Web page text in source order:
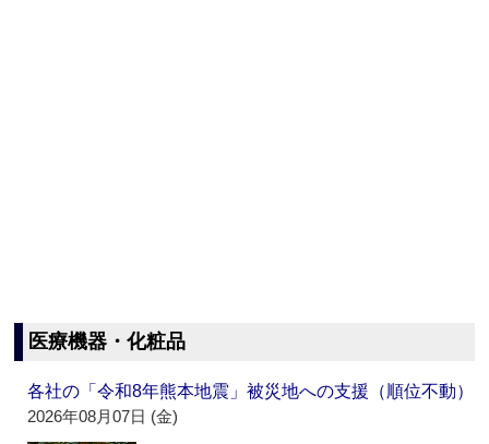
医療機器・化粧品
各社の「令和8年熊本地震」被災地への支援（順位不動）
2026年08月07日 (金)